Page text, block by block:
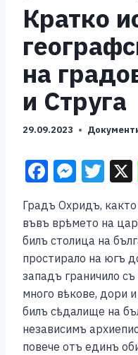
Кратко
на
и Струга
29.09.2023
F
c
e
b
o
o
k
M
ss
e
n
g
er
T
tt
er
Градъ Охридъ,
въвъ врѣмето на
билъ столица на
простирало на югъ
западъ граничило
много вѣкове, дори
билъ сѣдалище на
независимъ
повече отъ единъ